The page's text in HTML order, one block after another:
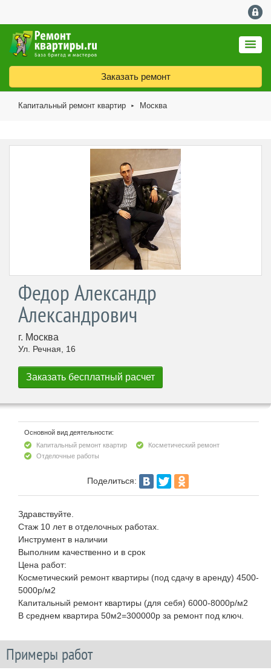
Заказать ремонт
Капитальный ремонт квартир ► Москва
Федор Александр
Александрович
г. Москва
Ул. Речная, 16
Основной вид деятельности:
Капитальный ремонт квартир
Косметический ремонт
Отделочные работы
Поделиться:
Здравствуйте.
Стаж 10 лет в отделочных работах.
Инструмент в наличии
Выполним качественно и в срок
Цена работ:
Косметический ремонт квартиры (под сдачу в аренду) 4500-
5000р/м2
Капитальный ремонт квартиры (для себя) 6000-8000р/м2
В среднем квартира 50м2=300000р за ремонт под ключ.
Примеры работ